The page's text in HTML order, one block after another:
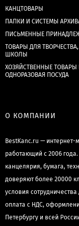
КАНЦТОВАРЫ
ПАПКИ И СИСТЕМЫ
ПИСЬМЕННЫЕ
ТОВАРЫ ДЛЯ ТВОРЧЕСТВА,
ШКОЛЫ
ХОЗЯЙСТВЕННЫЕ ТОВАРЫ
ОДНОРАЗОВАЯ ПОСУДА
О КОМПАНИИ
BestKanc.ru —
работающий с 2006
канцелярия, бумага,
доверяют более 20000
условия
оплата с НДС,
Петербургу и всей